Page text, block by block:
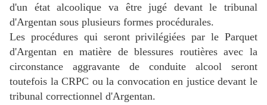
d'un état alcoolique va être jugé devant le tribunal
d'Argentan sous plusieurs formes procédurales.
Les procédures qui seront privilégiées par le Parquet
d'Argentan en matière de blessures routières avec la
circonstance aggravante de conduite alcool seront
toutefois la CRPC ou la convocation en justice devant le
tribunal correctionnel d'Argentan.